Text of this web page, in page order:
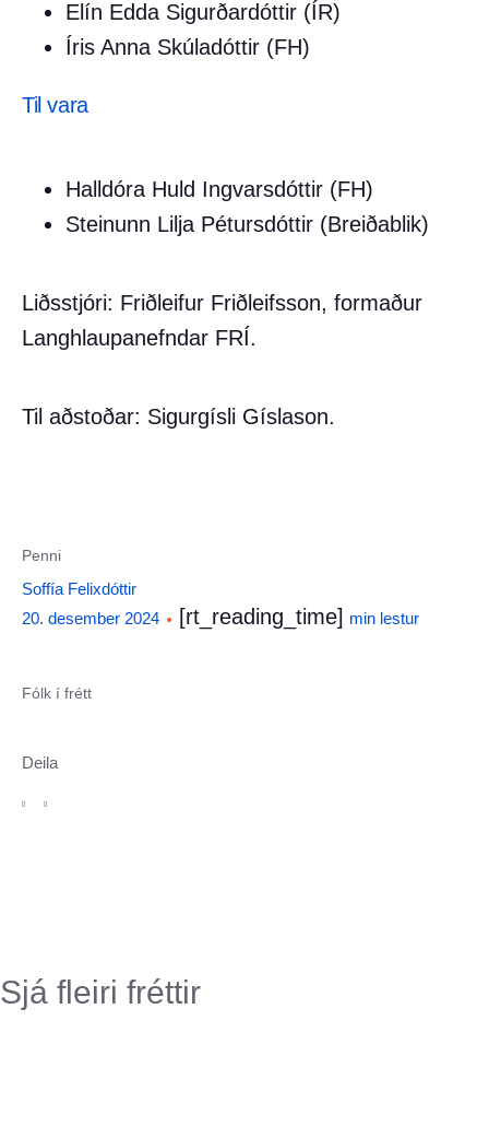
Elín Edda Sigurðardóttir (ÍR)
Íris Anna Skúladóttir (FH)
Til vara
Halldóra Huld Ingvarsdóttir (FH)
Steinunn Lilja Pétursdóttir (Breiðablik)
Liðsstjóri: Friðleifur Friðleifsson, formaður
Langhlaupanefndar FRÍ.
Til aðstoðar: Sigurgísli Gíslason.
Penni
Soffía Felixdóttir
20. desember 2024 • [rt_reading_time] min lestur
Fólk í frétt
Deila
Sjá fleiri fréttir